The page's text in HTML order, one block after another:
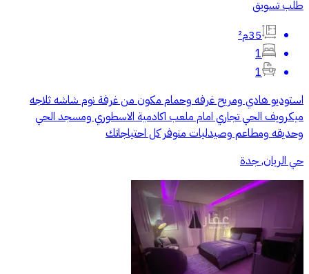
طلب تسويق
35م²
1
1
استوديو هادي ومريح غرفه وحمام مكون من غرفة نوم شاشه ثلاجه
ميكرويف الحي تجاري امام ملعب اكادمية الاسطوري ومسجد الحي
وحديقه ومطاعم وصيدليات منوفر كل احتياجاتك
حي الريان, جدة